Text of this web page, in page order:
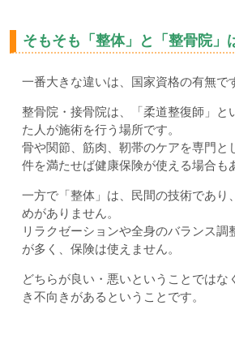
そもそも「整体」と「整骨院」
一番大きな違いは、国家資格の有無で
整骨院・接骨院は、「柔道整復師」と
た人が施術を行う場所です。
骨や関節、筋肉、靭帯のケアを専門と
件を満たせば健康保険が使える場合も
一方で「整体」は、民間の技術であり
めがありません。
リラクゼーションや全身のバランス調
が多く、保険は使えません。
どちらが良い・悪いということではな
き不向きがあるということです。